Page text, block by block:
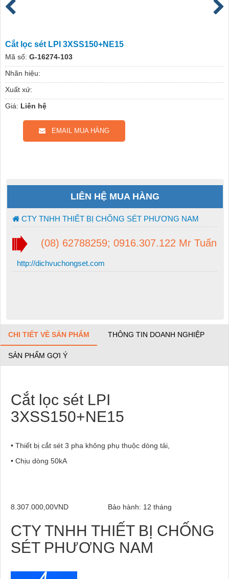
Cắt lọc sét LPI 3XSS150+NE15
Mã số: G-16274-103
Nhãn hiệu:
Xuất xứ:
Giá: Liên hệ
EMAIL MUA HÀNG
LIÊN HỆ MUA HÀNG
CTY TNHH THIẾT BỊ CHỐNG SÉT PHƯƠNG NAM
(08) 62788259; 0916.307.122 Mr Tuấn
http://dichvuchongset.com
CHI TIẾT VỀ SẢN PHẨM THÔNG TIN DOANH NGHIỆP
SẢN PHẨM GỢI Ý
Cắt lọc sét LPI
3XSS150+NE15
• Thiết bị cắt sét 3 pha không phụ thuộc dòng tải,
• Chịu dòng 50kA
8.307.000,00VND Bảo hành: 12 tháng
CTY TNHH THIẾT BỊ CHỐNG
SÉT PHƯƠNG NAM